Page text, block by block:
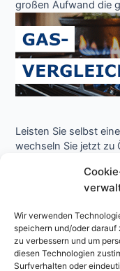
Wir verwenden
speichern und/oder darauf
zu verbessern und um
diesen Technologien
Surfverhalten oder
großen Aufwand die
Leisten Sie selbst
wechseln Sie jetzt zu